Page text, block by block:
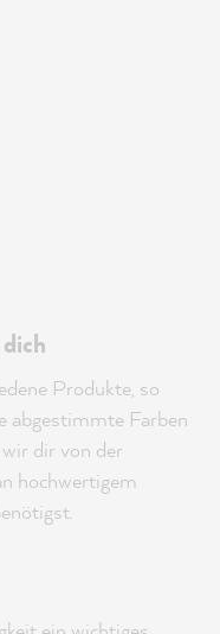
Produkte, so
abgestimmte Farben
dir von der
hochwertigem